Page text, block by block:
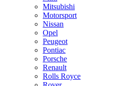
Mitsubishi
Motorsport
Nissan
Opel
Peugeot
Pontiac
Porsche
Renault
Rolls Royce